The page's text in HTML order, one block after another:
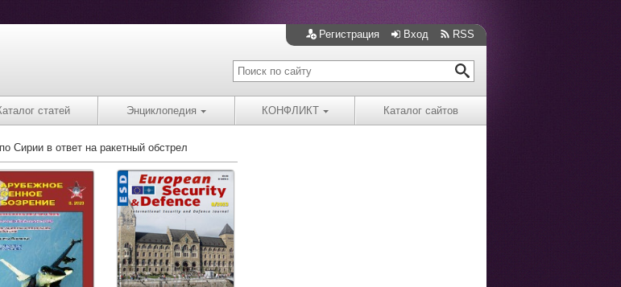
Регистрация Вход RSS
статей Энциклопедия КОНФЛИКТ Каталог сайтов
Сирии в ответ на ракетный обстрел